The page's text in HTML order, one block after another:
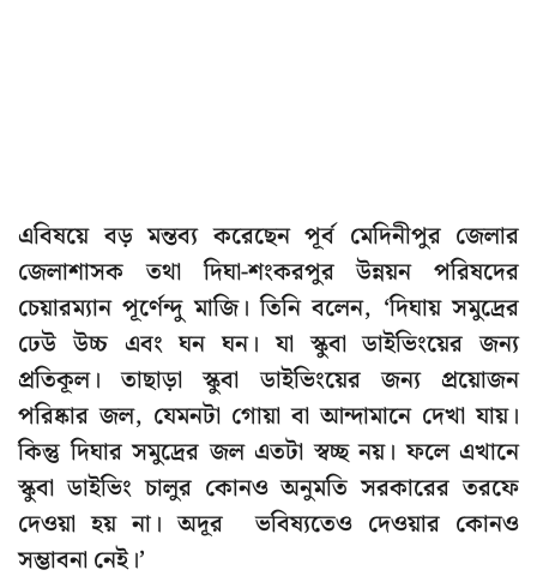
এবিষয়ে বড় মন্তব্য করেছেন পূর্ব মেদিনীপুর জেলার
জেলাশাসক তথা দিঘা-শংকরপুর উন্নয়ন পরিষদের
চেয়ারম্যান পূর্ণেন্দু মাজি। তিনি বলেন, ‘দিঘায় সমুদ্রের
ঢেউ উচ্চ এবং ঘন ঘন। যা স্কুবা ডাইভিংয়ের জন্য
প্রতিকূল। তাছাড়া স্কুবা ডাইভিংয়ের জন্য প্রয়োজন
পরিষ্কার জল, যেমনটা গোয়া বা আন্দামানে দেখা যায়।
কিন্তু দিঘার সমুদ্রের জল এতটা স্বচ্ছ নয়। ফলে এখানে
স্কুবা ডাইভিং চালুর কোনও অনুমতি সরকারের তরফে
দেওয়া হয় না। অদূর ভবিষ্যতেও দেওয়ার কোনও
সম্ভাবনা নেই।’